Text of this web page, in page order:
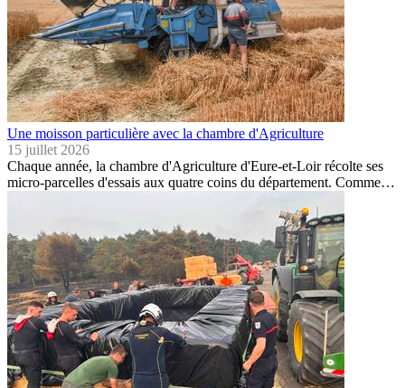
Une moisson particulière avec la chambre d'Agriculture
15 juillet 2026
Chaque année, la chambre d'Agriculture d'Eure-et-Loir récolte ses
micro-parcelles d'essais aux quatre coins du département. Comme…